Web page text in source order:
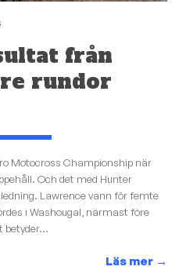
från
rundor
Motocross Championship när
Och det med Hunter
Lawrence vann för femte
i Washougal, närmast före
betyder...
Läs mer →